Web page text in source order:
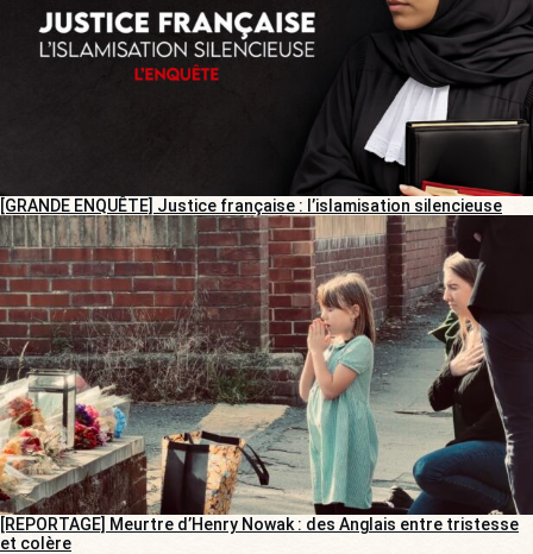
[GRANDE ENQUÊTE] Justice française : l’islamisation silencieuse
[REPORTAGE] Meurtre d’Henry Nowak : des Anglais entre tristesse
et colère